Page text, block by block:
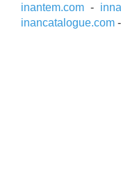
inantem.com -
inancatalogue.com -